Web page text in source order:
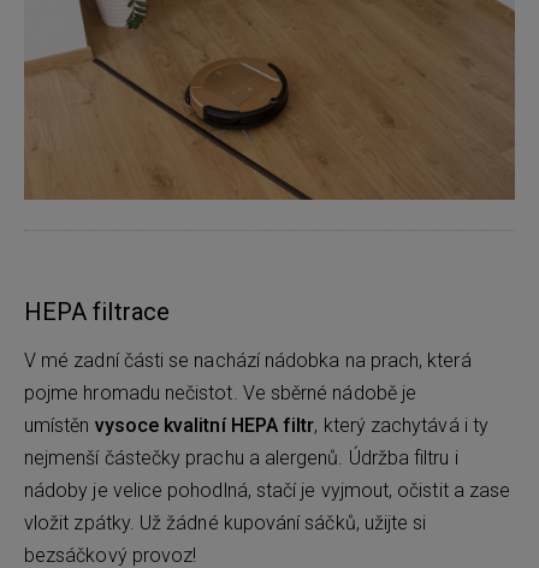
HEPA filtrace
V mé zadní části se nachází nádobka na prach, která
pojme hromadu nečistot. Ve sběrné nádobě je
umístěn vysoce kvalitní HEPA filtr, který zachytává i ty
nejmenší částečky prachu a alergenů. Údržba filtru i
nádoby je velice pohodlná, stačí je vyjmout, očistit a zase
vložit zpátky. Už žádné kupování sáčků, užijte si
bezsáčkový provoz!